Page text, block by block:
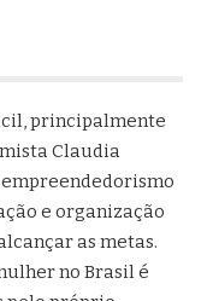
principalmente
Claudia
e organização
as metas.
no Brasil é